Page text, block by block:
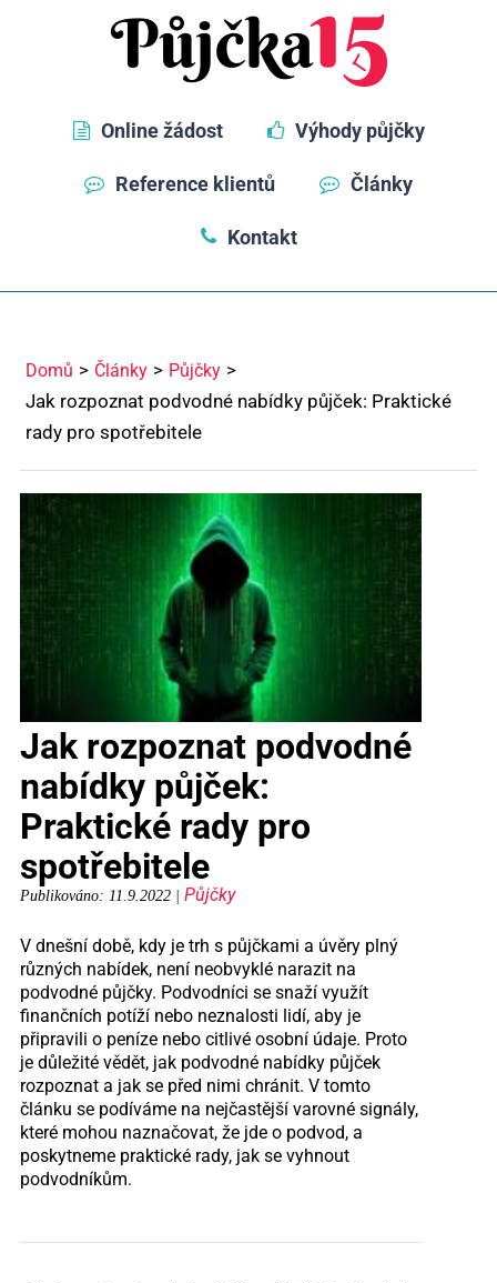
Online žádost Výhody půjčky
Reference klientů Články
Kontakt
Domů Články Půjčky
Jak rozpoznat podvodné nabídky půjček: Praktické
rady pro spotřebitele
Jak rozpoznat podvodné
nabídky půjček:
Praktické rady pro
spotřebitele
Publikováno: 11.9.2022 | Půjčky
V dnešní době, kdy je trh s půjčkami a úvěry plný
různých nabídek, není neobvyklé narazit na
podvodné půjčky. Podvodníci se snaží využít
finančních potíží nebo neznalosti lidí, aby je
připravili o peníze nebo citlivé osobní údaje. Proto
je důležité vědět, jak podvodné nabídky půjček
rozpoznat a jak se před nimi chránit. V tomto
článku se podíváme na nejčastější varovné signály,
které mohou naznačovat, že jde o podvod, a
poskytneme praktické rady, jak se vyhnout
podvodníkům.